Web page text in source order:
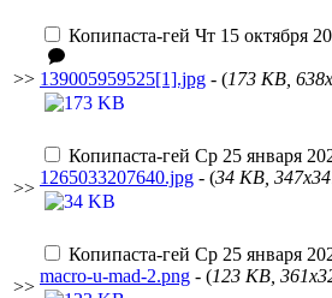
>>
Копипаста-гей Чт 15 октября
139005959525[1].jpg - (173 KB,
>>
Копипаста-гей Ср 25 января
1265033207640.jpg - (34 KB,
>>
Копипаста-гей Ср 25 января
macro-u-mad-2.png - (123 KB,